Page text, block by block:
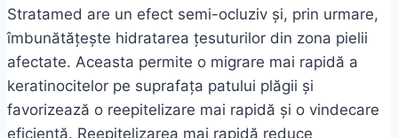
Stratamed are un efect semi-ocluziv și, prin urmare,
îmbunătățește hidratarea țesuturilor din zona pielii
afectate. Aceasta permite o migrare mai rapidă a
keratinocitelor pe suprafața patului plăgii și
favorizează o reepitelizare mai rapidă și o vindecare
eficientă. Reepitelizarea mai rapidă reduce